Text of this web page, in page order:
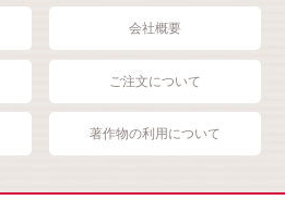
会社概要
ご注文について
著作物の利用について